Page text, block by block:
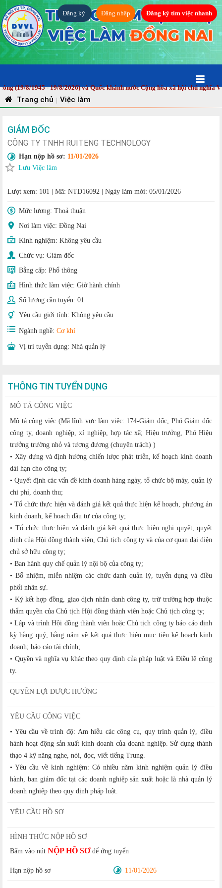
Đăng ký Đăng nhập Đăng ký tìm việc nhanh
8/1945 - 19/8/2026) và Quốc khánh nước Cộng hòa xã hội chủ nghĩa
Trang chủ | Việc làm
GIÁM ĐỐC
CÔNG TY TNHH RUITENG TECHNOLOGY
Hạn nộp hồ sơ: 11/01/2026
Lưu Việc làm
Lượt xem: 101 Mã: NTD16092 Ngày làm mới: 05/01/2026
Mức lương: Thoả thuận
Nơi làm việc: Đồng Nai
Kinh nghiệm: Không yêu cầu
Chức vụ: Giám đốc
Bằng cấp: Phổ thông
Hình thức làm việc: Giờ hành chính
Số lượng cần tuyển: 01
Yêu cầu giới tính: Không yêu cầu
Ngành nghề: Cơ khí
Vị trí tuyển dụng: Nhà quản lý
THÔNG TIN TUYỂN DỤNG
MÔ TẢ CÔNG VIỆC
Mô tả công việc (Mã lĩnh vực làm việc: 174-Giám đốc, Phó Giám đốc
công ty, doanh nghiệp, xí nghiệp, hợp tác xã; Hiệu trưởng, Phó Hiệu
trưởng trường nhỏ và tương đương (chuyên trách) )
• Xây dựng và định hướng chiến lược phát triển, kế hoạch kinh doanh
dài hạn cho công ty;
• Quyết định các vấn đề kinh doanh hàng ngày, tổ chức bộ máy, quản lý
chi phí, doanh thu;
• Tổ chức thực hiện và đánh giá kết quả thực hiện kế hoạch, phương án
kinh doanh, kế hoạch đầu tư của công ty;
• Tổ chức thực hiện và đánh giá kết quả thực hiện nghị quyết, quyết
định của Hội đồng thành viên, Chủ tịch công ty và của cơ quan đại diện
chủ sở hữu công ty;
• Ban hành quy chế quản lý nội bộ của công ty;
• Bổ nhiệm, miễn nhiệm các chức danh quản lý, tuyển dụng và điều
phối nhân sự.
• Ký kết hợp đồng, giao dịch nhân danh công ty, trừ trường hợp thuộc
thẩm quyền của Chủ tịch Hội đồng thành viên hoặc Chủ tịch công ty;
• Lập và trình Hội đồng thành viên hoặc Chủ tịch công ty báo cáo định
kỳ hằng quý, hằng năm về kết quả thực hiện mục tiêu kế hoạch kinh
doanh; báo cáo tài chính;
• Quyền và nghĩa vụ khác theo quy định của pháp luật và Điều lệ công
ty.
QUYỀN LỢI ĐƯỢC HƯỞNG
YÊU CẦU CÔNG VIỆC
• Yêu cầu về trình độ: Am hiểu các công cụ, quy trình quản lý, điều
hành hoạt động sản xuất kinh doanh của doanh nghiệp. Sử dụng thành
thạo 4 kỹ năng nghe, nói, đọc, viết tiếng Trung.
• Yêu cầu về kinh nghiệm: Có nhiều năm kinh nghiệm quản lý điều
hành, ban giám đốc tại các doanh nghiệp sản xuất hoặc là nhà quản lý
doanh nghiệp theo quy định pháp luật.
YÊU CẦU HỒ SƠ
HÌNH THỨC NỘP HỒ SƠ
Bấm vào nút NỘP HỒ SƠđể ứng tuyển
Hạn nộp hồ sơ 11/01/2026